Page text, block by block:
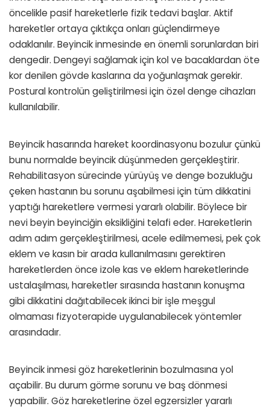
öncelikle pasif hareketlerle fizik tedavi başlar. Aktif
hareketler ortaya çıktıkça onları güçlendirmeye
odaklanılır. Beyincik inmesinde en önemli sorunlardan biri
dengedir. Dengeyi sağlamak için kol ve bacaklardan öte
kor denilen gövde kaslarına da yoğunlaşmak gerekir.
Postural kontrolün geliştirilmesi için özel denge cihazları
kullanılabilir.
Beyincik hasarında hareket koordinasyonu bozulur çünkü
bunu normalde beyincik düşünmeden gerçekleştirir.
Rehabilitasyon sürecinde yürüyüş ve denge bozukluğu
çeken hastanın bu sorunu aşabilmesi için tüm dikkatini
yaptığı hareketlere vermesi yararlı olabilir. Böylece bir
nevi beyin beyinciğin eksikliğini telafi eder. Hareketlerin
adım adım gerçekleştirilmesi, acele edilmemesi, pek çok
eklem ve kasın bir arada kullanılmasını gerektiren
hareketlerden önce izole kas ve eklem hareketlerinde
ustalaşılması, hareketler sırasında hastanın konuşma
gibi dikkatini dağıtabilecek ikinci bir işle meşgul
olmaması fizyoterapide uygulanabilecek yöntemler
arasındadır.
Beyincik inmesi göz hareketlerinin bozulmasına yol
açabilir. Bu durum görme sorunu ve baş dönmesi
yapabilir. Göz hareketlerine özel egzersizler yararlı